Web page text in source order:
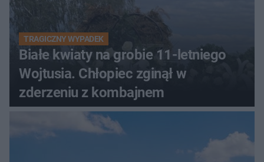
TRAGICZNY WYPADEK
Białe kwiaty na grobie 11-letniego
Wojtusia. Chłopiec zginął w
zderzeniu z kombajnem